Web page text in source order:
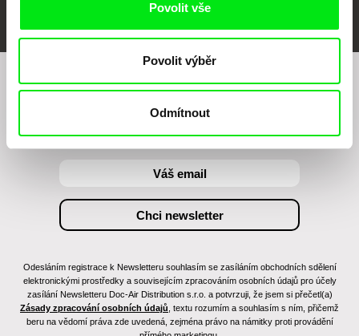
Povolit vše
Povolit výběr
Odmítnout
Chcete být pravidelně informováni o našem
filmovém programu?
Odesláním registrace k Newsletteru souhlasím se zasíláním obchodních sdělení
elektronickými prostředky a souvisejícím zpracováním osobních údajů pro účely
zasílání Newsletteru Doc-Air Distribution s.r.o. a potvrzuji, že jsem si přečetl(a)
Zásady zpracování osobních údajů , textu rozumím a souhlasím s ním, přičemž
beru na vědomí práva zde uvedená, zejména právo na námitky proti provádění